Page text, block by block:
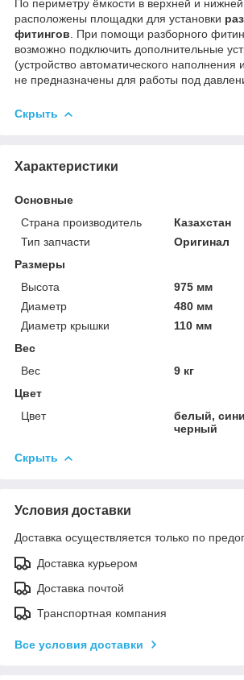
По периметру ёмкости в верхней и нижней
расположены площадки для установки
фитингов . При помощи разборного
возможно подключить дополнительные
(устройство автоматического наполнения
не предназначены для работы под
Скрыть
Характеристики
Основные
Страна производитель
Казахстан
Тип запчасти
Оригинал
Размеры
Высота
975 мм
Диаметр
480 мм
Диаметр крышки
110 мм
Вес
Вес
9 кг
Цвет
Цвет
белый,
черный
Скрыть
Условия доставки
Доставка осуществляется только по
Доставка курьером
Доставка почтой
Транспортная компания
Все условия доставки